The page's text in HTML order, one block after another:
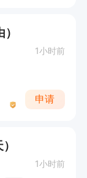
1小时前
申请
1小时前